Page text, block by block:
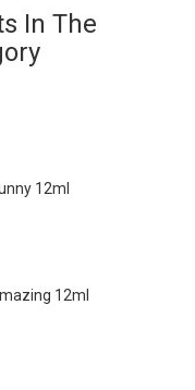
In The
12ml
12ml